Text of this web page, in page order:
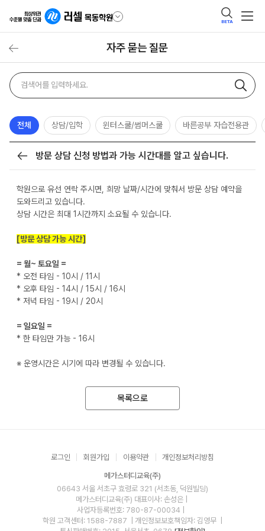
BETA
자주 묻는 질문
자주
묻는
검색
검색어
전체 상담/입학 윈터스쿨/썸머스쿨 바른공부 자습전용관
목록 방문 상담 신청 방법과 가능 시간대를 알고 싶습니다.
학원으로 유선 연락 주시면, 희망 날짜/시간에 맞춰서 방문 상담 예약을
도와드리고 있습니다.
상담 시간은 최대 1시간까지 소요될 수 있습니다.
[방문 상담 가능 시간]
= 월~ 토요일 =
* 오전 타임 - 10시 / 11시
* 오후 타임 - 14시 / 15시 / 16시
* 저녁 타임 - 19시 / 20시
= 일요일 =
* 한 타임만 가능 - 16시
※ 운영시간은 시기에 따라 변경될 수 있습니다.
목록으로
로그인 회원가입 이용약관 개인정보처리방침
메가스터디교육(주)
06643 서울 서초구 효령로 321 (서초동, 덕원빌딩)
메가스터디교육(주) 대표이사: 손성은 |
사업자등록번호: 780-87-00034
학원 고객센터: 1588-7887
| 개인정보보호책임자: 김영무